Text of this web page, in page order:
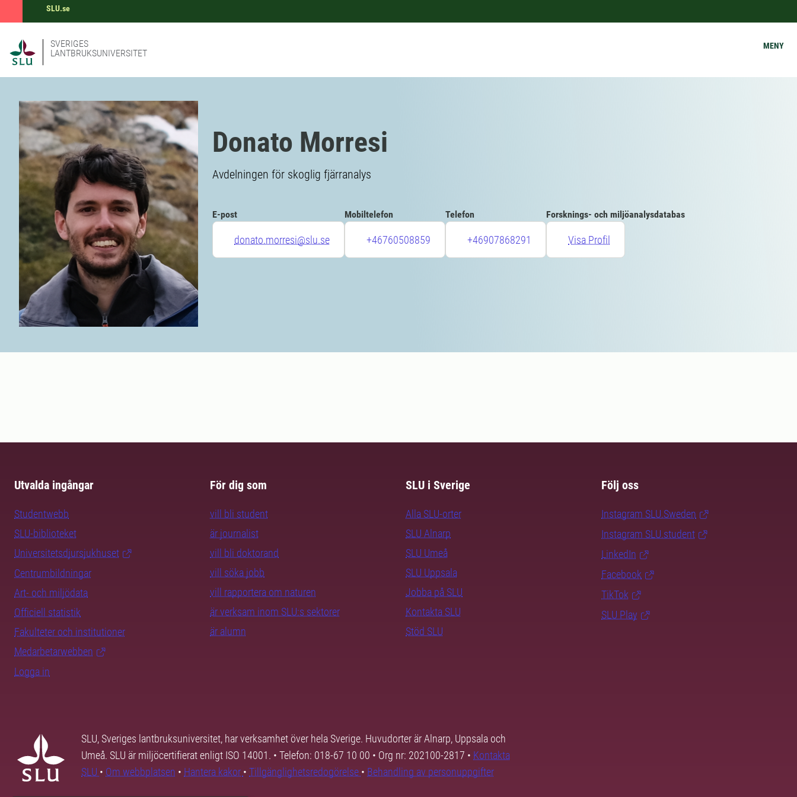
SLU.se
SVERIGES
LANTBRUKSUNIVERSITET
MENY
Donato Morresi
Avdelningen för skoglig fjärranalys
E-post
donato.morresi@slu.se
Mobiltelefon
+46760508859
Telefon
+46907868291
Forsknings- och miljöanalysdatabas
Visa Profil
Utvalda ingångar
Studentwebb
SLU-biblioteket
Universitetsdjursjukhuset
Centrumbildningar
Art- och miljödata
Officiell statistik
Fakulteter och institutioner
Medarbetarwebben
Logga in
För dig som
vill bli student
är journalist
vill bli doktorand
vill söka jobb
vill rapportera om naturen
är verksam inom SLU:s sektorer
är alumn
SLU i Sverige
Alla SLU-orter
SLU Alnarp
SLU Umeå
SLU Uppsala
Jobba på SLU
Kontakta SLU
Stöd SLU
Följ oss
Instagram SLU.Sweden
Instagram SLU.student
LinkedIn
Facebook
TikTok
SLU Play
SLU, Sveriges lantbruksuniversitet, har verksamhet över hela Sverige. Huvudorter är Alnarp, Uppsala och
Umeå. SLU är miljöcertifierat enligt ISO 14001. • Telefon: 018-67 10 00 • Org nr: 202100-2817 • Kontakta
SLU • Om webbplatsen • Hantera kakor • Tillgänglighetsredogörelse • Behandling av personuppgifter